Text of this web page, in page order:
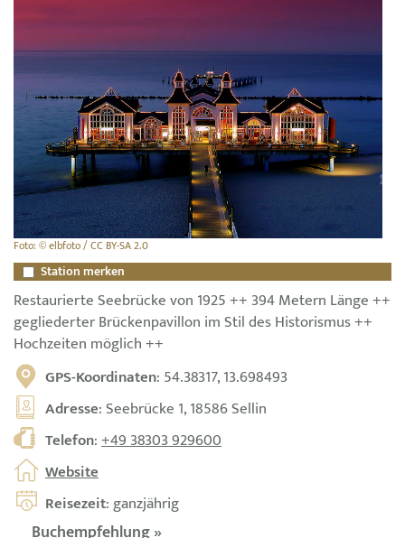
Foto: © elbfoto / CC BY-SA 2.0
Station merken
Restaurierte Seebrücke von 1925 ++ 394 Metern Länge ++
gegliederter Brückenpavillon im Stil des Historismus ++
Hochzeiten möglich ++
GPS-Koordinaten: 54.38317, 13.698493
Adresse: Seebrücke 1, 18586 Sellin
Telefon:+49 38303 929600
Website
Reisezeit: ganzjährig
Buchempfehlung »